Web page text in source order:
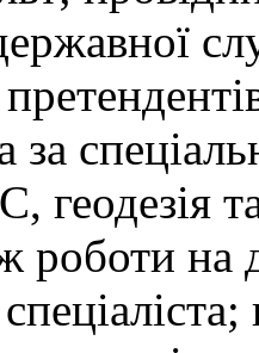
за
геодезія
роботи на